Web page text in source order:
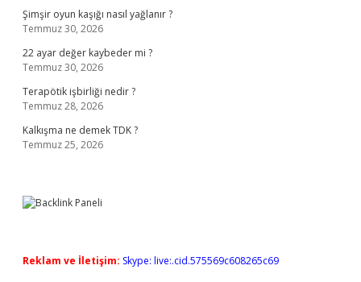
Şimşir oyun kaşığı nasıl yağlanır ?
Temmuz 30, 2026
22 ayar değer kaybeder mi ?
Temmuz 30, 2026
Terapötik işbirliği nedir ?
Temmuz 28, 2026
Kalkışma ne demek TDK ?
Temmuz 25, 2026
Reklam ve İletişim: Skype: live:.cid.575569c608265c69